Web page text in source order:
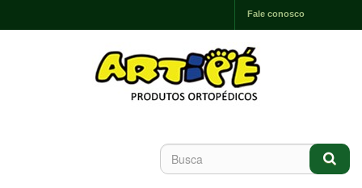
Fale conosco